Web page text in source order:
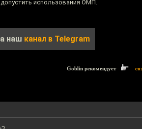
допустить использования ОМП.
наш канал в Telegram
Goblin рекомендует